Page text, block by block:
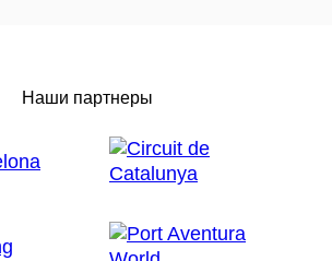
Наши партнеры